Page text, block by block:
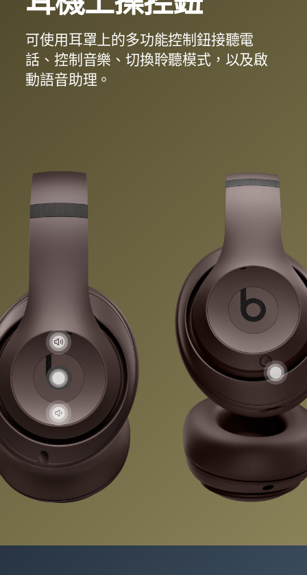
可使用耳罩上的多功能控制鈕接聽電
話、控制音樂、切換聆聽模式，以及啟
動語音助理。